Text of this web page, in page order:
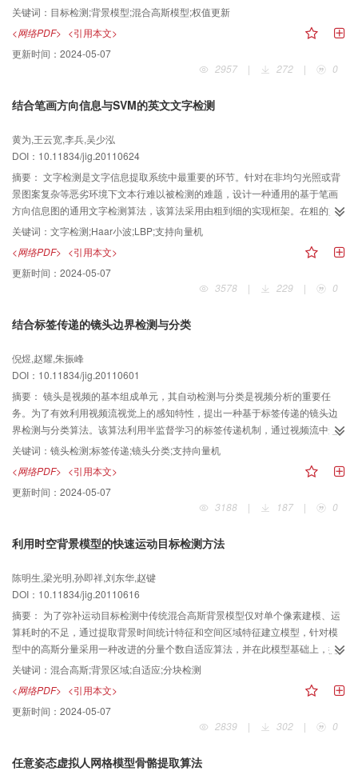
量；同时引入持续平稳时间的概念，采用非线性权值更新方法，能够使较长时
间停留在场景中的物体迅速成为背景。实验结果表明，该方法显著提高了背景
模型的计算效率。
关键词： 目标检测;背景模型;混合高斯模型;权值更新
<网络PDF> <引用本文>
更新时间： 2024-05-07
2957
| 272 | 0
结合笔画方向信息与SVM的英文文字检测
黄为,王云宽,李兵,吴少泓
DOI：10.11834/jig.20110624
摘要： 文字检测是文字信息提取系统中最重要的环节。针对在非均匀光照或背
景图案复杂等恶劣环境下文本行难以被检测的难题，设计一种通用的基于笔画
方向信息图的通用文字检测算法，该算法采用由粗到细的实现框架。在粗的文
字行定位中，利用Haar小波和LBP描述符，建立与原图像相对应的笔画方向信
息图，经滤波，连通域分析以及PPA后得到候选的文字行；在文字行精确分类
中，利用SVM分类器，并结合多种文字的纹理特征，确认最终的文本行区域。
针对图片数据库ICDAR03的实验表明该算法能在不同条件下快速，准确地检测
出文字区域，文字检测的精确率为0.64，召回率为0.67。
关键词： 文字检测;Haar小波;LBP;支持向量机
<网络PDF> <引用本文>
更新时间： 2024-05-07
3578
| 229 | 0
结合标签传递的镜头边界检测与分类
倪煜,赵耀,朱振峰
DOI：10.11834/jig.20110601
摘要： 镜头是视频的基本组成单元，其自动检测与分类是视频分析的重要任
务。为了有效利用视频流视觉上的感知特性，提出一种基于标签传递的镜头边
界检测与分类算法。该算法利用半监督学习的标签传递机制，通过视频流中连
续多帧之间的相关性，将预先构造的初始状态标签通过相关图不断传递，以揭
示不同镜头变化类型的视觉感知特征。然后利用多类SVM分类器进行镜头类型
分类。实验结果表明，本文算法能有效识别多种镜头类型，对视频分析、检索
等具有一定实用价值。
关键词： 镜头检测;标签传递;镜头分类;支持向量机
<网络PDF> <引用本文>
更新时间： 2024-05-07
3188
| 187 | 0
利用时空背景模型的快速运动目标检测方法
陈明生,梁光明,孙即祥,刘东华,赵键
DOI：10.11834/jig.20110616
摘要： 为了弥补运动目标检测中传统混合高斯背景模型仅对单个像素建模、运
算耗时的不足，通过提取背景时间统计特征和空间区域特征建立模型，针对模
型中的高斯分量采用一种改进的分量个数自适应算法，并在此模型基础上，提
出一种自适应迭代分块目标检测方法。通过包含区域信息的背景模型检测目
标，减少在同一背景区域中目标的误判和漏判。将自适应迭代分块检测算法与
背景的区域信息结合，可以在不降低检测精度的前提下大大提高算法执行速
度。实验结果表明，相对于传统算法，本文检测法检测结果信噪比更高，目标
关键词： 混合高斯;背景区域;自适应;分块检测
<网络PDF> <引用本文>
更新时间： 2024-05-07
2839
| 302 | 0
任意姿态虚拟人网格模型骨骼提取算法